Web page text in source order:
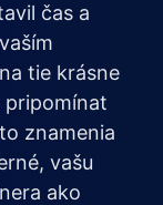
čas a
tie krásne
pripomínat
znamenia
vašu
ako